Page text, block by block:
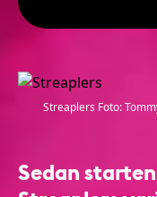
Streaplers Foto:
Sedan